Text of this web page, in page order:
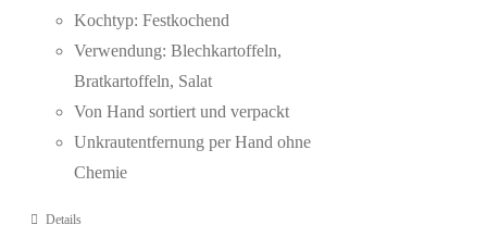
Kochtyp: Festkochend
Verwendung: Blechkartoffeln,
Bratkartoffeln, Salat
Von Hand sortiert und verpackt
Unkrautentfernung per Hand ohne
Chemie
Details